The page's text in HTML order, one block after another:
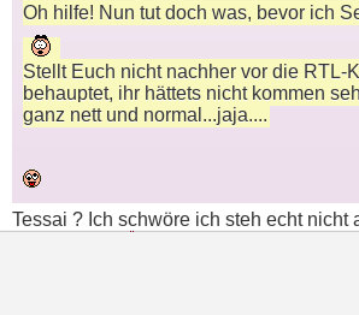
Oh hilfe! Nun tut doch was, bevor ich
Stellt Euch nicht nachher vor die RTL-
behauptet, ihr hättets nicht kommen
ganz nett und normal...jaja....
Tessai ? Ich schwöre ich steh echt nicht